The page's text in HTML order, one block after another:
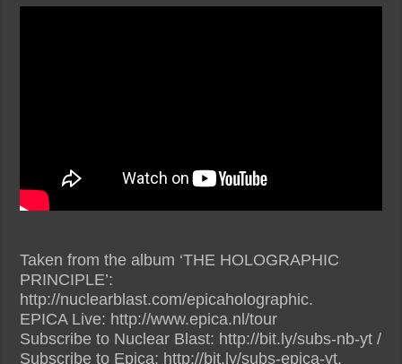
Taken from the album ‘THE HOLOGRAPHIC
PRINCIPLE’:
http://nuclearblast.com/epicaholographic.
EPICA Live: http://www.epica.nl/tour
Subscribe to Nuclear Blast: http://bit.ly/subs-nb-yt /
Subscribe to Epica: http://bit.ly/subs-epica-yt.